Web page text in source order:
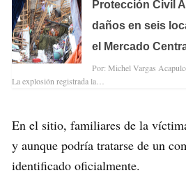
Protección Civil
daños en seis
el Mercado
Por: Michel Vargas
La explosión registrada la…
En el sitio, familiares de la
y aunque podría tratarse de un
identificado oficialmente.